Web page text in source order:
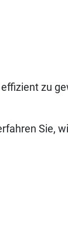
zu
Sie,